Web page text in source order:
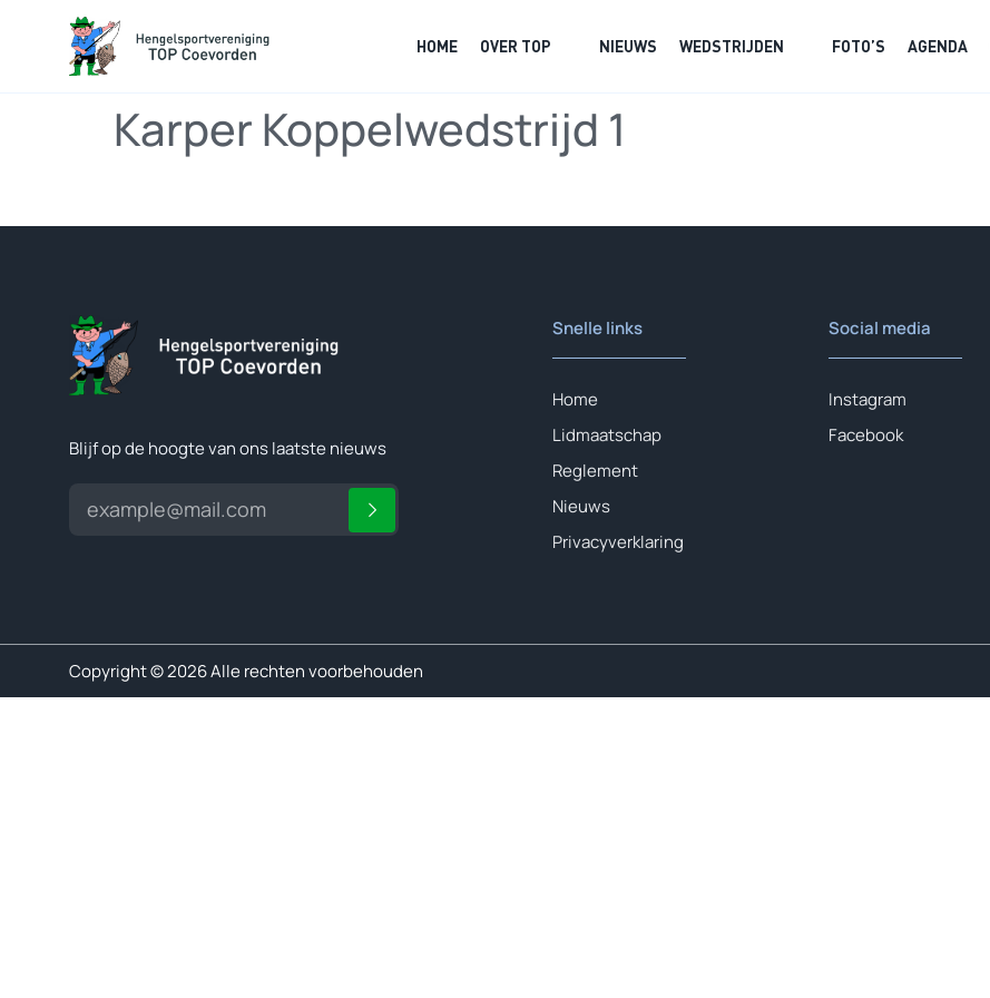
HOME OVER TOP NIEUWS WEDSTRIJDEN FOTO’S AGENDA
Karper Koppelwedstrijd 1
Blijf op de hoogte van ons laatste nieuws
Snelle links
Home
Lidmaatschap
Reglement
Nieuws
Privacyverklaring
Social media
Instagram
Facebook
Copyright © 2026 Alle rechten voorbehouden